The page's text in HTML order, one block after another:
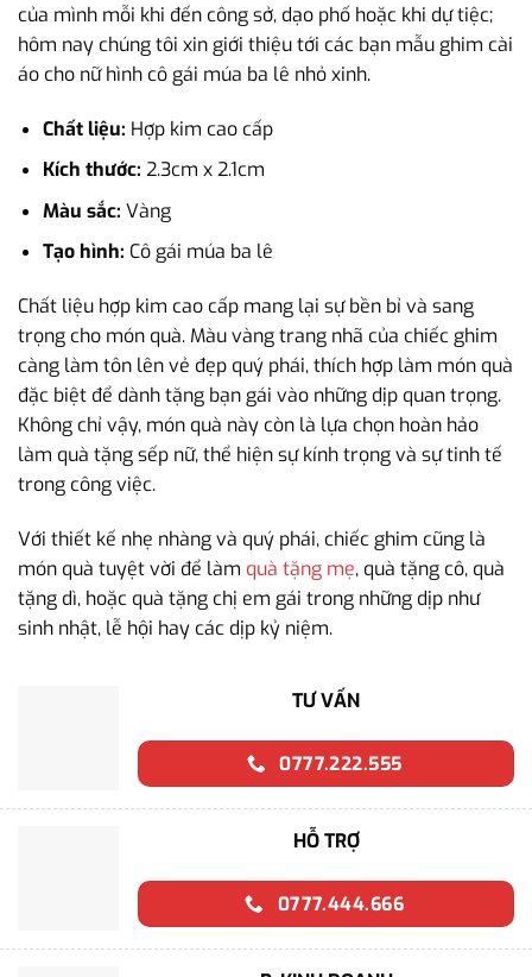
của mình mỗi khi đến công sở, dạo phố hoặc khi dự tiệc;
hôm nay chúng tôi xin giới thiệu tới các bạn mẫu ghim cài
áo cho nữ hình cô gái múa ba lê nhỏ xinh.
Chất liệu: Hợp kim cao cấp
Kích thước: 2.3cm x 2.1cm
Màu sắc: Vàng
Tạo hình: Cô gái múa ba lê
Chất liệu hợp kim cao cấp mang lại sự bền bỉ và sang
trọng cho món quà. Màu vàng trang nhã của chiếc ghim
càng làm tôn lên vẻ đẹp quý phái, thích hợp làm món quà
đặc biệt để dành tặng bạn gái vào những dịp quan trọng.
Không chỉ vậy, món quà này còn là lựa chọn hoàn hảo
làm quà tặng sếp nữ, thể hiện sự kính trọng và sự tinh tế
trong công việc.
Với thiết kế nhẹ nhàng và quý phái, chiếc ghim cũng là
món quà tuyệt vời để làm quà tặng mẹ, quà tặng cô, quà
tặng dì, hoặc quà tặng chị em gái trong những dịp như
sinh nhật, lễ hội hay các dịp kỷ niệm.
TƯ VẤN
0777.222.555
HỖ TRỢ
0777.444.666